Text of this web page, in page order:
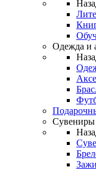
Одежда и
Сувениры